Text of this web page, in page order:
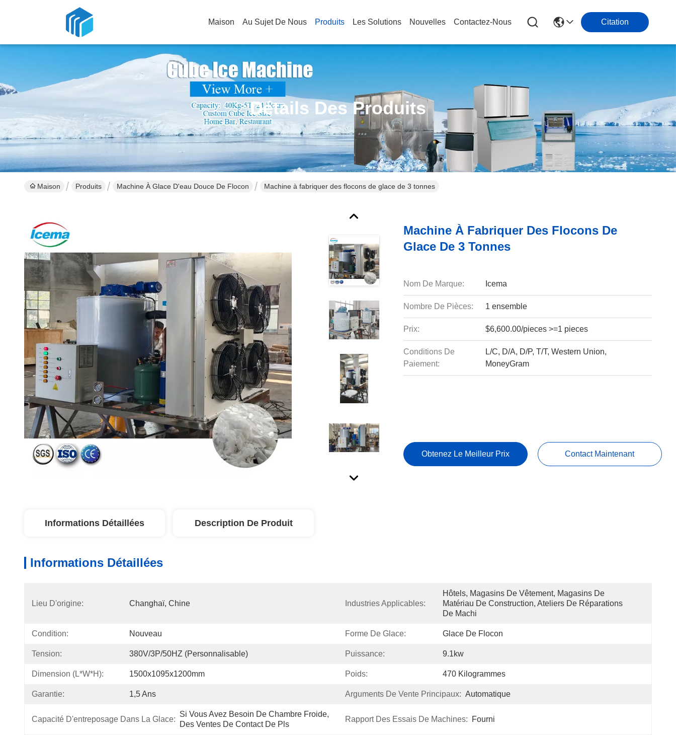
Maison Au Sujet De Nous Produits Les Solutions Nouvelles Contactez-Nous Citation
Détails Des Produits
Maison Produits Machine À Glace D'eau Douce De Flocon Machine à fabriquer des flocons de glace de 3 tonnes
Machine À Fabriquer Des Flocons De
Glace De 3 Tonnes
Nom De Marque: Icema
Nombre De Pièces: 1 ensemble
Prix: $6,600.00/pieces >=1 pieces
Conditions De
Paiement:
L/C, D/A, D/P, T/T, Western Union,
MoneyGram
Obtenez Le Meilleur Prix Contact Maintenant
Informations Détaillées Description De Produit
Informations Détaillées
Lieu D'origine: Changhaï, Chine Industries Applicables:
Hôtels, Magasins De Vêtement, Magasins De
Matériau De Construction, Ateliers De Réparations
De Machi
Condition: Nouveau Forme De Glace: Glace De Flocon
Tension: 380V/3P/50HZ (personnalisable) Puissance: 9.1kw
Dimension (l*w*h): 1500x1095x1200mm Poids: 470 Kilogrammes
Garantie: 1,5 Ans Arguments De Vente Principaux: Automatique
Capacité D'entreposage Dans La Glace:
Si Vous Avez Besoin De Chambre Froide,
Des Ventes De Contact De Pls
Rapport Des Essais De Machines: Fourni